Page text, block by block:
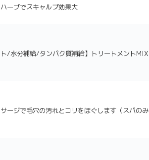
ーブでスキャルプ効果大
/水分補給/タンパク質補給】トリートメントMIX
ージで毛穴の汚れとコリをほぐします（スパのみ